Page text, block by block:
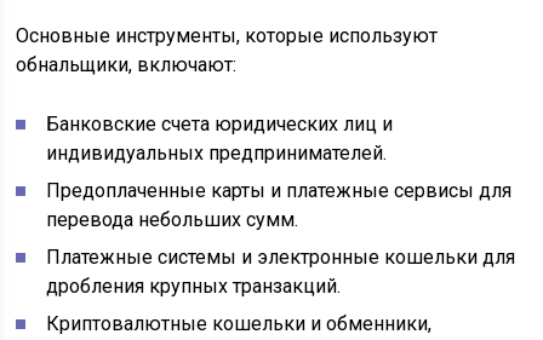
Основные инструменты, которые используют
обнальщики, включают:
Банковские счета юридических лиц и
индивидуальных предпринимателей.
Предоплаченные карты и платежные сервисы для
перевода небольших сумм.
Платежные системы и электронные кошельки для
дробления крупных транзакций.
Криптовалютные кошельки и обменники,